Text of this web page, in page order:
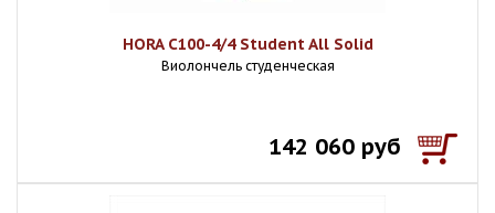
HORA C100-4/4 Student All Solid
Виолончель студенческая
142 060 руб